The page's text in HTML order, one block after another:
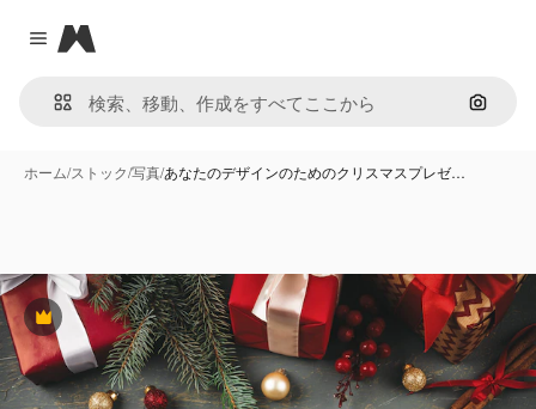
Close menu
Magnific
画像で
ホーム/ストック/写真/あなたのデザインのためのクリスマスプレゼ…
Premium